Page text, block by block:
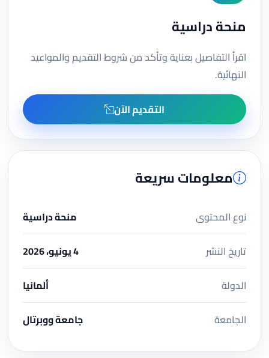
منحة دراسية
اقرأ التفاصيل بعناية وتأكد من شروط التقديم والمواعيد
النهائية.
التقديم الآن
معلومات سريعة
نوع المحتوى
منحة دراسية
تاريخ النشر
4 يونيو، 2026
الدولة
ألمانيا
الجامعة
جامعة ووبرتال